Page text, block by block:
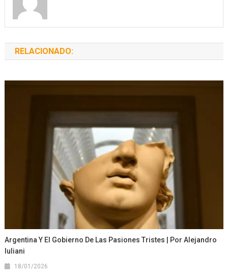
RELACIONADO:
Argentina Y El Gobierno De Las Pasiones Tristes | Por Alejandro
Iuliani
18/01/2026